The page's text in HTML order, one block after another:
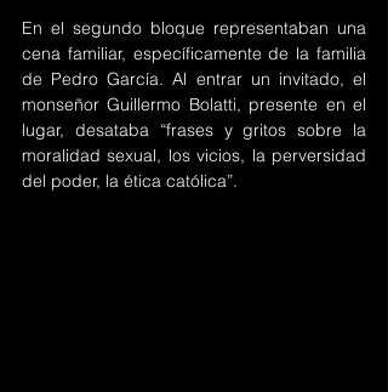
En el segundo bloque representaban una
cena familiar, específicamente de la familia
de Pedro García. Al entrar un invitado, el
monseñor Guillermo Bolatti, presente en el
lugar, desataba “frases y gritos sobre la
moralidad sexual, los vicios, la perversidad
del poder, la ética católica”.